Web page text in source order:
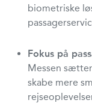
biometriske
Fokus på
Messen
skabe mere